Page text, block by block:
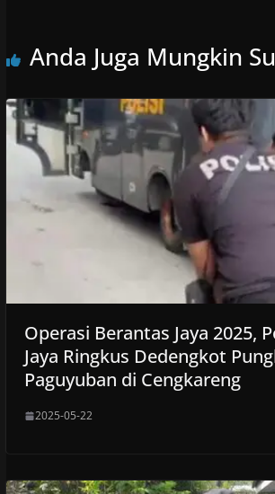
Anda Juga Mungkin
Operasi Berantas Jaya 2025,
Jaya Ringkus Dedengkot
Paguyuban di Cengkareng
2025-05-22